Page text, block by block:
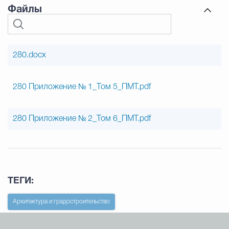
Файлы
280.docx
280 Приложение № 1_Том 5_ПМТ.pdf
280 Приложение № 2_Том 6_ПМТ.pdf
ТЕГИ:
Архитектура и градостроительство